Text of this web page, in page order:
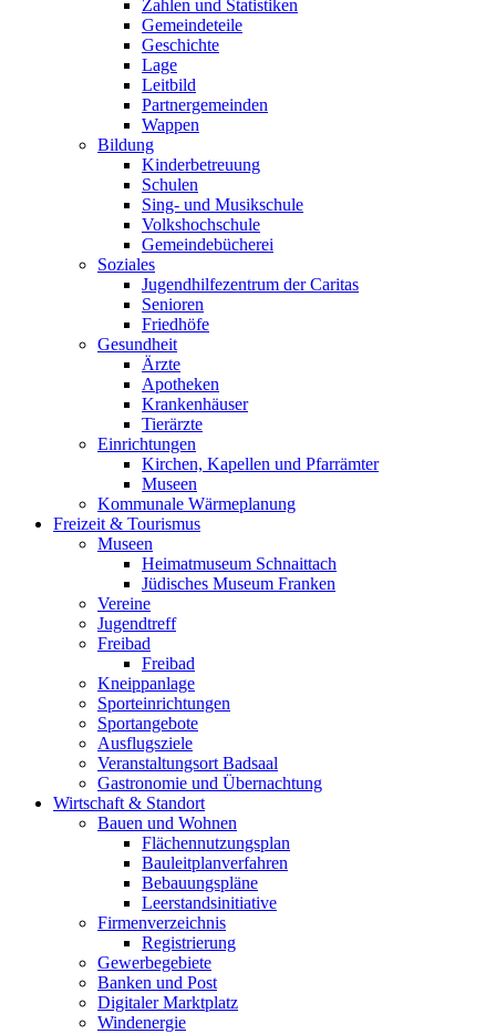
Zahlen und Statistiken
Gemeindeteile
Geschichte
Lage
Leitbild
Partnergemeinden
Wappen
Bildung
Kinderbetreuung
Schulen
Sing- und Musikschule
Volkshochschule
Gemeindebücherei
Soziales
Jugendhilfezentrum der Caritas
Senioren
Friedhöfe
Gesundheit
Ärzte
Apotheken
Krankenhäuser
Tierärzte
Einrichtungen
Kirchen, Kapellen und Pfarrämter
Museen
Kommunale Wärmeplanung
Freizeit & Tourismus
Museen
Heimatmuseum Schnaittach
Jüdisches Museum Franken
Vereine
Jugendtreff
Freibad
Freibad
Kneippanlage
Sporteinrichtungen
Sportangebote
Ausflugsziele
Veranstaltungsort Badsaal
Gastronomie und Übernachtung
Wirtschaft & Standort
Bauen und Wohnen
Flächennutzungsplan
Bauleitplanverfahren
Bebauungspläne
Leerstandsinitiative
Firmenverzeichnis
Registrierung
Gewerbegebiete
Banken und Post
Digitaler Marktplatz
Windenergie